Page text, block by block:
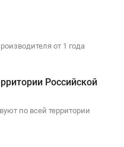
от 1 года
Российской
по всей территории